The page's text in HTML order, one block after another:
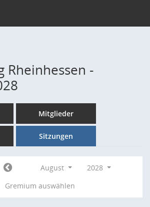
Rheinhessen -
Mitglieder
Sitzungen
August
2028
Gremium auswählen